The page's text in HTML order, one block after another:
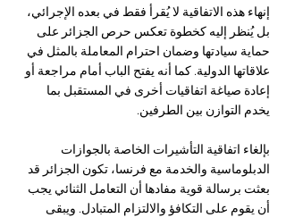
إنهاء هذه الاتفاقية لا يُقرأ فقط في بعده الإجرائي،
بل يُنظر إليه كخطوة تعكس حرص الجزائر على
حماية سيادتها وضمان احترام المعاملة بالمثل في
علاقاتها الدولية. كما أنه يفتح الباب أمام مراجعة أو
إعادة صياغة اتفاقيات أخرى في المستقبل بما
يخدم التوازن بين الطرفين.
بإلغاء اتفاقية التأشيرات الخاصة بالجوازات
الدبلوماسية والخدمة مع فرنسا، تكون الجزائر قد
بعثت برسالة قوية مفادها أن التعامل الثنائي يجب
أن يقوم على التكافؤ والالتزام المتبادل. ويبقى